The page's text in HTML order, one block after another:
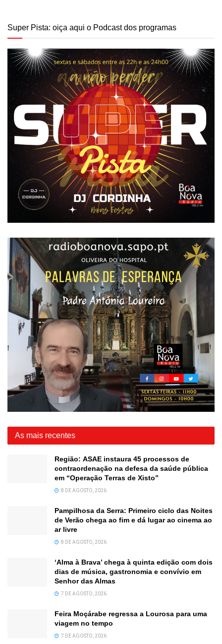
Super Pista: oiça aqui o Podcast dos programas
As mais recentes
Região: ASAE instaura 45 processos de
contraordenação na defesa da saúde pública
em “Operação Terras de Xisto”
8 DE AGOSTO, 2026
Pampilhosa da Serra: Primeiro ciclo das Noites
de Verão chega ao fim e dá lugar ao cinema ao
ar livre
8 DE AGOSTO, 2026
‘Alma à Brava’ chega à quinta edição com dois
dias de música, gastronomia e convívio em
Senhor das Almas
7 DE AGOSTO, 2026
Feira Moçárabe regressa a Lourosa para uma
viagem no tempo
7 DE AGOSTO, 2026